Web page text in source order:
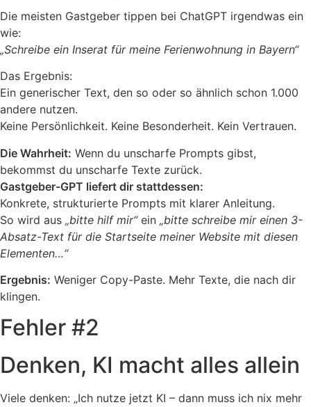
Die meisten Gastgeber tippen bei ChatGPT irgendwas ein
wie:
„Schreibe ein Inserat für meine Ferienwohnung in Bayern“
Das Ergebnis:
Ein generischer Text, den so oder so ähnlich schon 1.000
andere nutzen.
Keine Persönlichkeit. Keine Besonderheit. Kein Vertrauen.
Die Wahrheit: Wenn du unscharfe Prompts gibst,
bekommst du unscharfe Texte zurück.
Gastgeber-GPT liefert dir stattdessen:
Konkrete, strukturierte Prompts mit klarer Anleitung.
So wird aus „bitte hilf mir“ein „bitte schreibe mir einen 3-
Absatz-Text für die Startseite meiner Website mit diesen
Elementen…“
Ergebnis: Weniger Copy-Paste. Mehr Texte, die nach dir
klingen.
Fehler #2
Denken, KI macht alles allein
Viele denken: „Ich nutze jetzt KI – dann muss ich nix mehr